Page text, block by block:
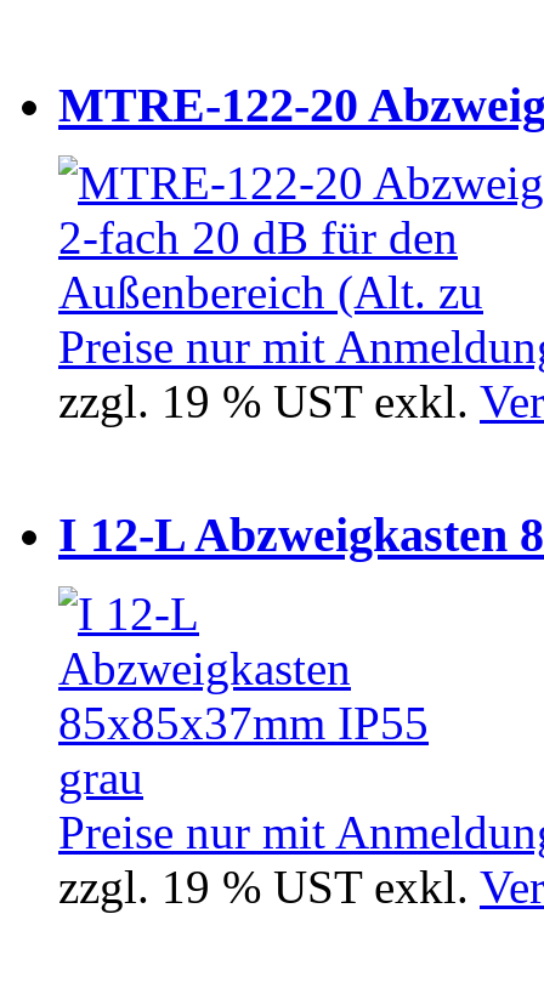
MTRE-122-20
Preise nur mit
zzgl. 19 % UST exkl.
I 12-L Abzweigkasten
Preise nur mit
zzgl. 19 % UST exkl.